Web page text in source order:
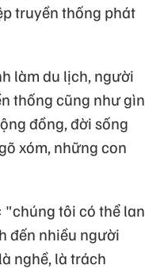
truyền thống phát
làm du lịch, người
thống cũng như gìn
đồng, đời sống
xóm, những con
"chúng tôi có thể lan
đến nhiều người
nghề, là trách